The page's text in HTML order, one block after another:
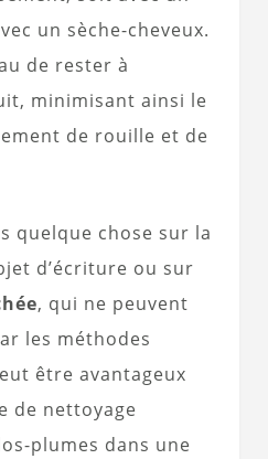
un sèche-cheveux.
de rester à
minimisant ainsi le
de rouille et de
quelque chose sur la
d’écriture ou sur
, qui ne peuvent
les méthodes
être avantageux
de nettoyage
plumes dans une